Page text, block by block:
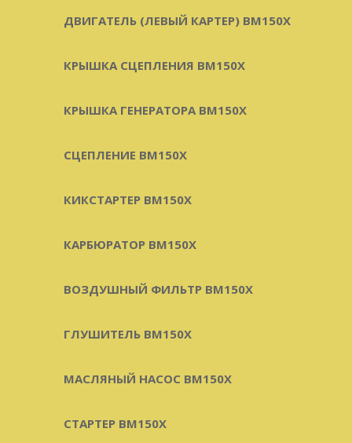
ДВИГАТЕЛЬ (ЛЕВЫЙ КАРТЕР) BM150X
КРЫШКА СЦЕПЛЕНИЯ BM150X
КРЫШКА ГЕНЕРАТОРА BM150X
СЦЕПЛЕНИЕ BM150X
КИКСТАРТЕР BM150X
КАРБЮРАТОР BM150X
ВОЗДУШНЫЙ ФИЛЬТР BM150X
ГЛУШИТЕЛЬ BM150X
МАСЛЯНЫЙ НАСОС BM150X
СТАРТЕР BM150X